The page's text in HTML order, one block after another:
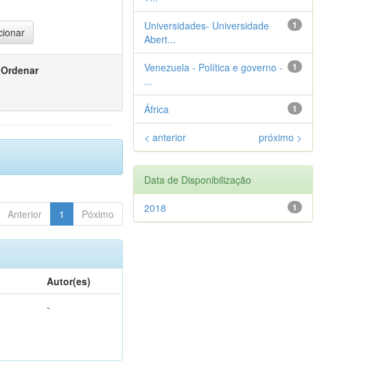
Ordenar
Anterior 1 Póximo
Autor(es)
-
1
Universidades- Universidade
Abert...
1
Venezuela - Política e governo -
...
1
África
< anterior próximo >
Data de Disponibilização
1
2018